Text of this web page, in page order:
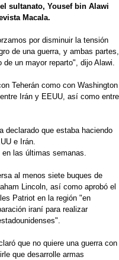
sultanato, Yousef bin Alawi
Macala.
por disminuir la tensión
de una guerra, y ambas partes,
un mayor reparto", dijo Alawi.
Teherán como con Washington
Irán y EEUU, así como entre
declarado que estaba haciendo
e Irán.
las últimas semanas.
al menos siete buques de
Lincoln, así como aprobó el
Patriot en la región "en
iraní para realizar
que no quiere una guerra con
que desarrolle armas